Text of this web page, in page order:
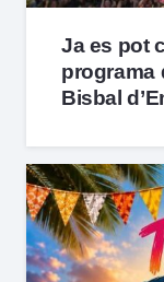
Ja es pot
programa
Bisbal